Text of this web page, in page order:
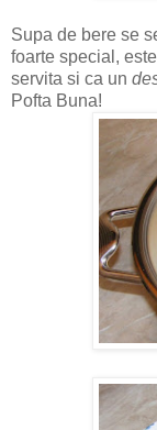
Supa de bere se
foarte special,
servita si ca un
Pofta Buna!